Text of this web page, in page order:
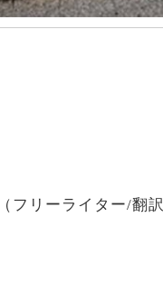
フリーライター/翻